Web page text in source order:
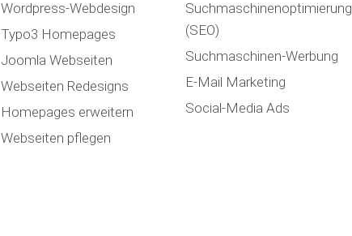
Wordpress-Webdesign
Typo3 Homepages
Joomla Webseiten
Webseiten Redesigns
Homepages erweitern
Webseiten pflegen
Suchmaschinenoptimierung
(SEO)
Suchmaschinen-Werbung
E-Mail Marketing
Social-Media Ads